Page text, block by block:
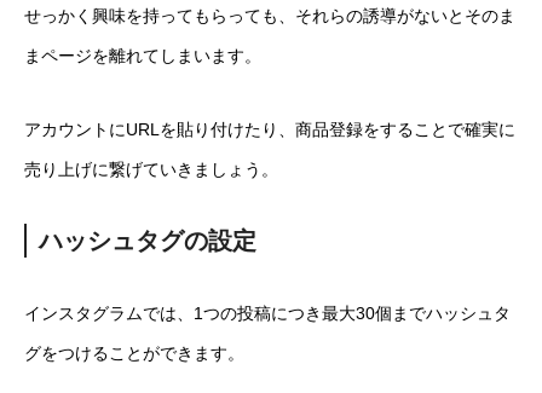
せっかく興味を持ってもらっても、それらの誘導がないとそのま
まページを離れてしまいます。
アカウントにURLを貼り付けたり、商品登録をすることで確実に
売り上げに繋げていきましょう。
ハッシュタグの設定
インスタグラムでは、1つの投稿につき最大30個までハッシュタ
グをつけることができます。